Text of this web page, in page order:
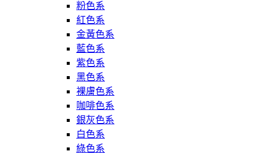
粉色系
紅色系
金黃色系
藍色系
紫色系
黑色系
裸膚色系
咖啡色系
銀灰色系
白色系
綠色系